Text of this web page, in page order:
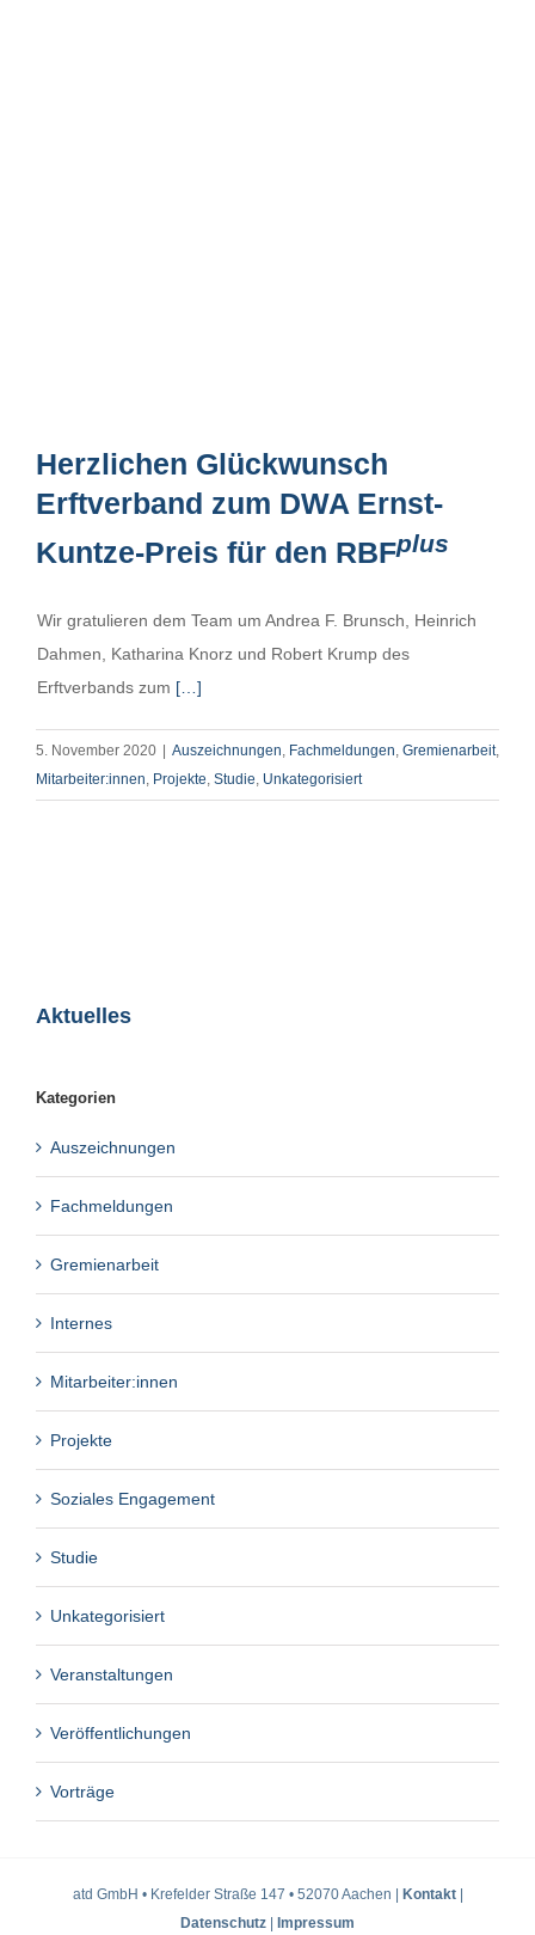
Herzlichen Glückwunsch
Erftverband zum DWA Ernst-
Kuntze-Preis für den RBFplus
Wir gratulieren dem Team um Andrea F. Brunsch, Heinrich
Dahmen, Katharina Knorz und Robert Krump des
Erftverbands zum […]
5. November 2020 Auszeichnungen, Fachmeldungen, Gremienarbeit,
Mitarbeiter:innen, Projekte, Studie, Unkategorisiert
Aktuelles
Kategorien
Auszeichnungen
Fachmeldungen
Gremienarbeit
Internes
Mitarbeiter:innen
Projekte
Soziales Engagement
Studie
Unkategorisiert
Veranstaltungen
Veröffentlichungen
Vorträge
atd GmbH • Krefelder Straße 147 • 52070 Aachen | Kontakt|
Datenschutz | Impressum